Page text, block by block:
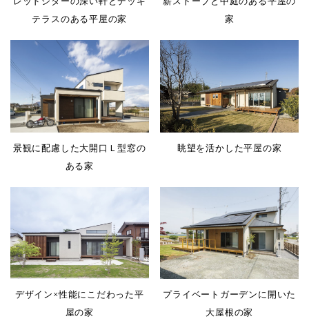
テラスのある平屋の家
家
景観に配慮した大開口Ｌ型窓の
ある家
眺望を活かした平屋の家
デザイン×性能にこだわった平
屋の家
プライベートガーデンに開いた
大屋根の家